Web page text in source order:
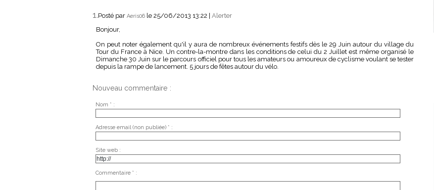
1.Posté par Aeris06 le 25/06/2013 13:22
Alerter
Bonjour,
On peut noter également qu'il y aura de nombreux événements festifs dès le 29 Juin autour du village du
Tour du France à Nice. Un contre-la-montre dans les conditions de celui du 2 Juillet est même organisé le
Dimanche 30 Juin sur le parcours officiel pour tous les amateurs ou amoureux de cyclisme voulant se tester
depuis la rampe de lancement. 5 jours de fêtes autour du vélo.
Nouveau commentaire :
Nom * :
Adresse email (non publiée) * :
Site web :
Commentaire * :